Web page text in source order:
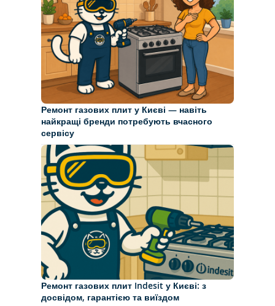
Ремонт газових плит у Києві — навіть
найкращі бренди потребують вчасного
сервісу
Ремонт газових плит Indesit у Києві: з
досвідом, гарантією та виїздом